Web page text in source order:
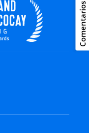
Comentarios